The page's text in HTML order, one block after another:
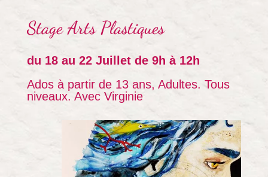
StageArts Plastiques
du 18 au 22 Juillet de 9h à 12h
Ados à partir de 13 ans, Adultes. Tous
niveaux. Avec Virginie